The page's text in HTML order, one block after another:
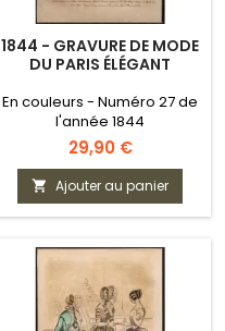
1844 - GRAVURE DE MODE
DU PARIS ÉLÉGANT
En couleurs - Numéro 27 de
l'année 1844
Prix
29,90 €
 Ajouter au panier